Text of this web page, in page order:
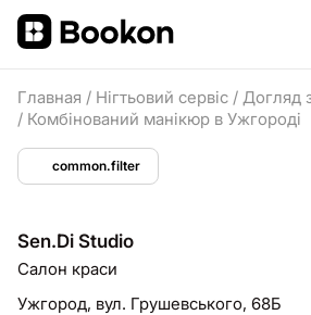
Главная / Нігтьовий сервіс / Догляд
/ Комбінований манікюр в Ужгороді
common.filter
Sen.Di Studio
Салон краси
Ужгород, вул. Грушевського, 68Б